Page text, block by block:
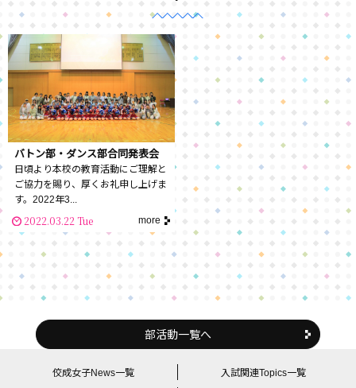
バトン部・ダンス部合同発表会
日頃より本校の教育活動にご理解と
ご協力を賜り、厚くお礼申し上げま
す。2022年3...
2022.03.22 Tue more
部活動一覧へ
佼成女子News一覧 入試関連Topics一覧